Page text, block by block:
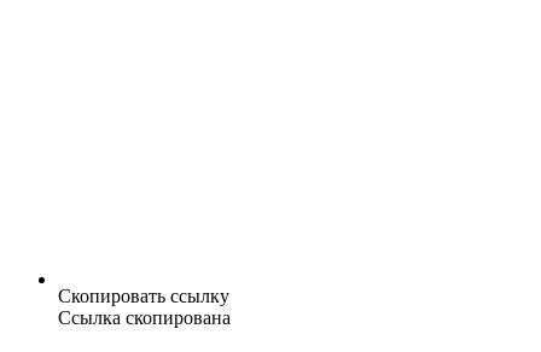
Скопировать ссылку
Ссылка скопирована